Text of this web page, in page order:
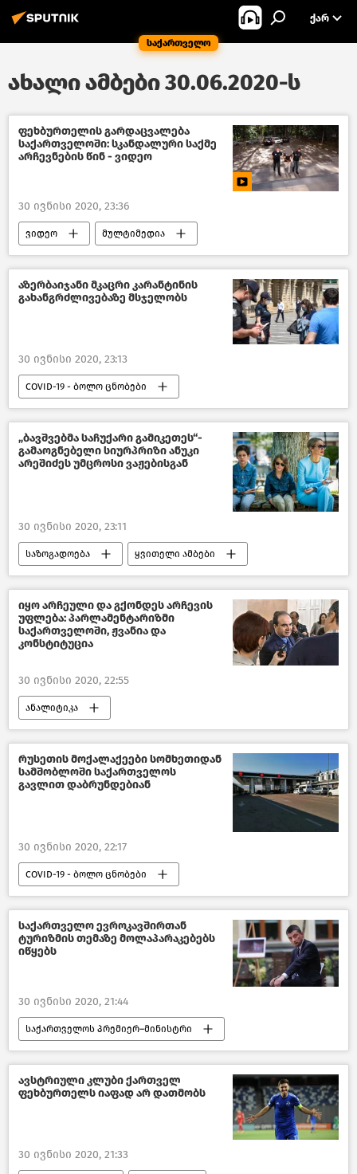
საქართველო
ᲥᲐᲠ
ახალი ამბები 30.06.2020-ს
ფეხბურთელის გარდაცვალება
საქართველოში: სკანდალური საქმე
არჩევნების წინ - ვიდეო
30 ივნისი 2020, 23:36
ვიდეო მულტიმედია
საზოგადოება შემთხვევები
თბილისი დღეს საქართველო
აზერბაიჯანი მკაცრი კარანტინის
გახანგრძლივებაზე მსჯელობს
30 ივნისი 2020, 23:13
COVID-19 - ბოლო ცნობები
ახალი ამბები კავკასია
„ბავშვებმა საჩუქარი გამიკეთეს“-
გამაოგნებელი სიურპრიზი ანუკი
არეშიძეს უმცროსი ვაჟებისგან
30 ივნისი 2020, 23:11
საზოგადოება ყვითელი ამბები
საქართველო
იყო არჩეული და გქონდეს არჩევის
უფლება: პარლამენტარიზმი
საქართველოში, ჟვანია და
კონსტიტუცია
30 ივნისი 2020, 22:55
ანალიტიკა
რუსეთის მოქალაქეები სომხეთიდან
სამშობლოში საქართველოს
გავლით დაბრუნდებიან
30 ივნისი 2020, 22:17
COVID-19 - ბოლო ცნობები
ახალი ამბები კავკასია
საქართველო ევროკავშირთან
ტურიზმის თემაზე მოლაპარაკებებს
იწყებს
30 ივნისი 2020, 21:44
საქართველოს პრემიერ–მინისტრი
ახალი ამბები პოლიტიკა
საქართველო
ავსტრიული კლუბი ქართველ
ფეხბურთელს იაფად არ დათმობს
30 ივნისი 2020, 21:33